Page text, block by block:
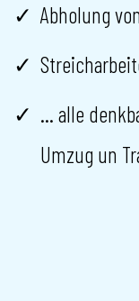
Abholung
... alle
Umzug un